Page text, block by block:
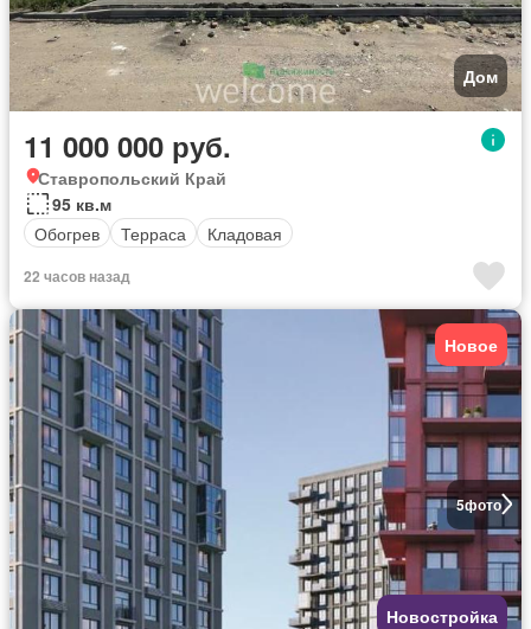
Дом
11 000 000 руб.
Ставропольский Край
95 кв.м
Обогрев
Терраса Кладовая
22 часов назад
5фото
Новое
Новостройка